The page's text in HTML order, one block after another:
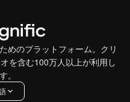
めのプラットフォーム。クリ
を含む100万人以上が利用し
。